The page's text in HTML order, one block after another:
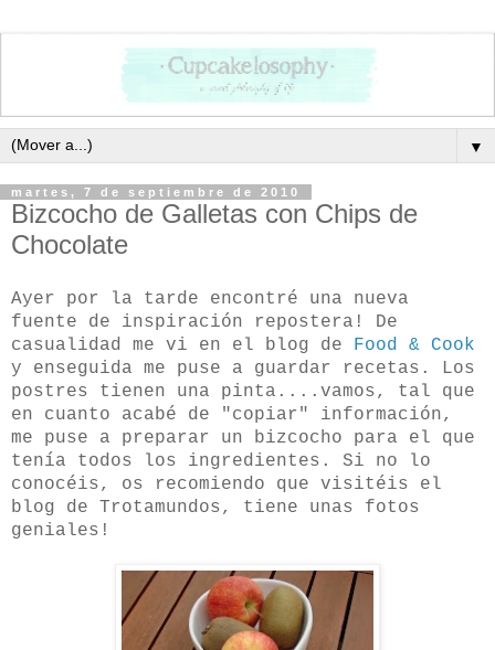
▼
martes, 7 de septiembre de 2010
Bizcocho de Galletas con Chips de
Chocolate
Ayer por la tarde encontré una nueva
fuente de inspiración repostera! De
casualidad me vi en el blog de Food & Cook
y enseguida me puse a guardar recetas. Los
postres tienen una pinta....vamos, tal que
en cuanto acabé de "copiar" información,
me puse a preparar un bizcocho para el que
tenía todos los ingredientes. Si no lo
conocéis, os recomiendo que visitéis el
blog de Trotamundos, tiene unas fotos
geniales!